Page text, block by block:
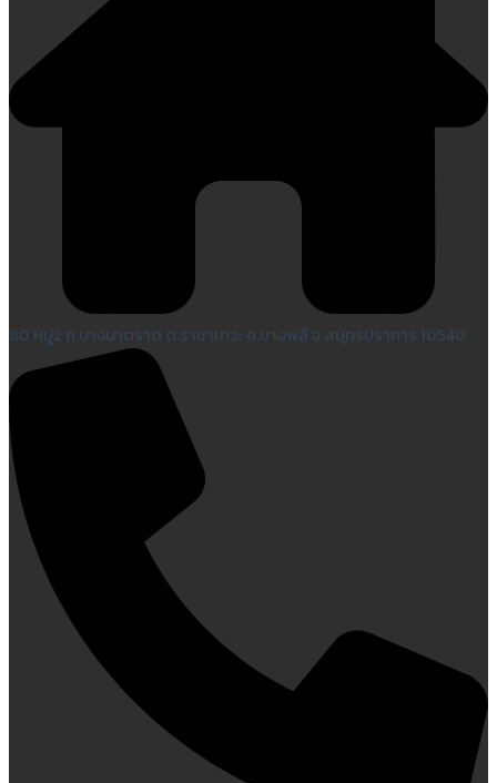
80 หมู่2 ถ.บางนาตราด ต.ราชาเทวะ อ.บางพลี จ.สมุทรปราการ 10540